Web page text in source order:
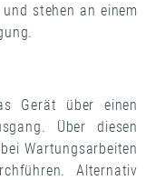
stehen an einem
Gerät über einen
Über diesen
Wartungsarbeiten
Alternativ